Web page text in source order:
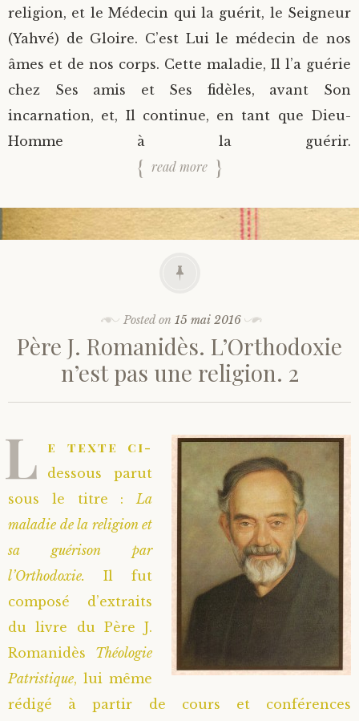
religion, et le Médecin qui la guérit, le Seigneur
(Yahvé) de Gloire. C’est Lui le médecin de nos
âmes et de nos corps. Cette maladie, Il l’a guérie
chez Ses amis et Ses fidèles, avant Son
incarnation, et, Il continue, en tant que Dieu-
Homme à la guérir.
read more
Posted on 15 mai 2016
Père J. Romanidès. L’Orthodoxie
n’est pas une religion. 2
L e texte ci-
dessous parut
sous le titre :La
maladie de la religion et
sa guérison par
l’Orthodoxie. Il fut
composé d’extraits
du livre du Père J.
Romanidès Théologie
Patristique, lui même
rédigé à partir de cours et conférences